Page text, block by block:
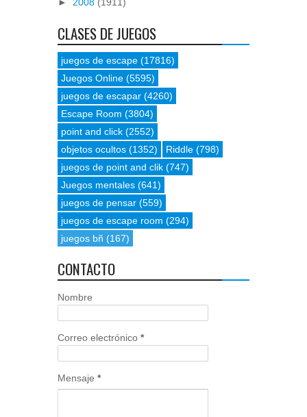
CLASES DE JUEGOS
juegos de escape (17816)
Juegos Online (5595)
juegos de escapar (4260)
Escape Room (3804)
point and click (2552)
objetos ocultos (1352) Riddle (798)
juegos de point and clik (747)
Juegos mentales (641)
juegos de pensar (559)
juegos de escape room (294)
juegos bñ (167)
CONTACTO
Nombre
Correo electrónico *
Mensaje *